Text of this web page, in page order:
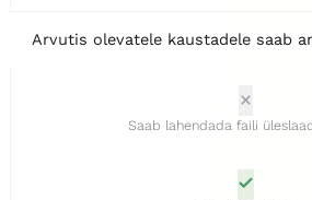
Arvutis olevatele kaustadele saab
Saab lahendada faili